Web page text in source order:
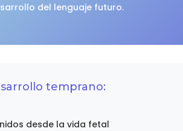
del lenguaje futuro.
temprano:
desde la vida fetal